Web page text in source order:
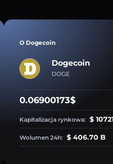
O Dogecoin
Dogecoin
DOGE
0.06900173$
Kapitalizacja rynkowa: $
Wolumen 24h: $ 406.70 B